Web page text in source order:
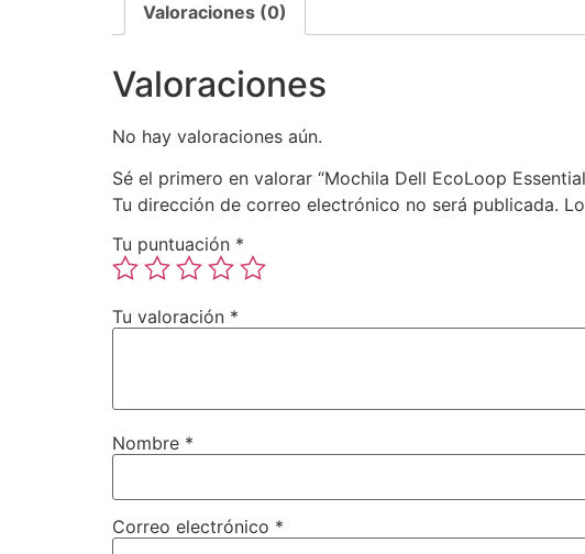
Valoraciones (0)
Valoraciones
No hay valoraciones aún.
Sé el primero en valorar “Mochila Dell EcoLoop
Tu dirección de correo electrónico no será publicada.
Tu puntuación *
Tu valoración *
Nombre *
Correo electrónico *